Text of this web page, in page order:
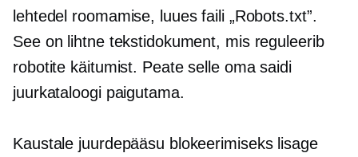
lehtedel roomamise, luues faili „Robots.txt”.
See on lihtne tekstidokument, mis reguleerib
robotite käitumist. Peate selle oma saidi
juurkataloogi paigutama.
Kaustale juurdepääsu blokeerimiseks lisage